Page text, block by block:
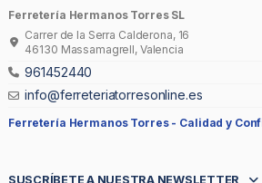
Ferretería Hermanos Torres SL
Carrer de la Serra Calderona, 16
46130 Massamagrell, Valencia
961452440
info@ferreteriatorresonline.es
Ferretería Hermanos Torres - Calidad y
SUSCRÍBETE A NUESTRA NEWSLETTER